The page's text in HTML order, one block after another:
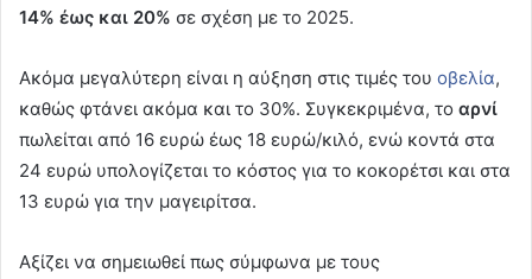
14% έως και 20% σε σχέση με το 2025.
Ακόμα μεγαλύτερη είναι η αύξηση στις τιμές του οβελία,
καθώς φτάνει ακόμα και το 30%. Συγκεκριμένα, το αρνί
πωλείται από 16 ευρώ έως 18 ευρώ/κιλό, ενώ κοντά στα
24 ευρώ υπολογίζεται το κόστος για το κοκορέτσι και στα
13 ευρώ για την μαγειρίτσα.
Αξίζει να σημειωθεί πως σύμφωνα με τους